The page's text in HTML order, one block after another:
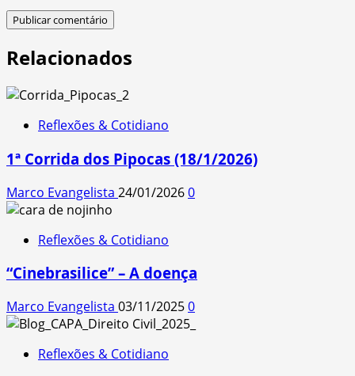
Relacionados
Reflexões & Cotidiano
1ª Corrida dos Pipocas (18/1/2026)
Marco Evangelista 24/01/20260
Reflexões & Cotidiano
“Cinebrasilice” – A doença
Marco Evangelista 03/11/20250
Reflexões & Cotidiano